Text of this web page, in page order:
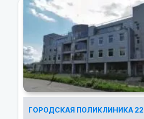
ГОРОДСКАЯ ПОЛИКЛИНИКА 22